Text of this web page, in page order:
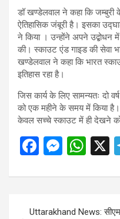
डॉ खण्डेलवाल ने कहा कि
ऐतिहासिक जंबूरी है। इसका
ने किया । उन्होंने अपने उद्बोधन
की। स्काउट एंड गाइड की सेवा
खण्डेलवाल ने कहा कि भारत
इतिहास रहा है।
जिस कार्य के लिए सामन्यतः दो
को एक महीने के समय में किया
केवल सच्चे स्काउट में ही देखने को
F
ce
M
se
W
at
Uttarakhand News: